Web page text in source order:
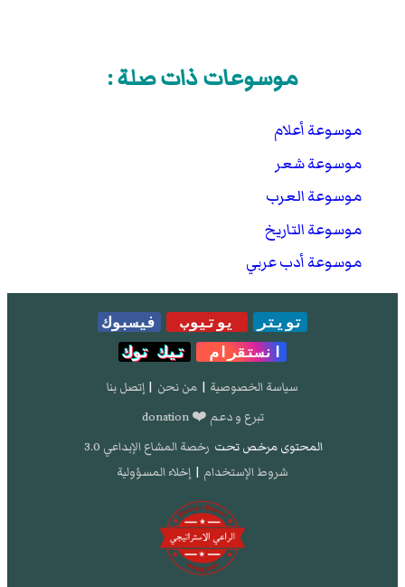
موسوعات ذات صلة :
موسوعة أعلام
موسوعة شعر
موسوعة العرب
موسوعة التاريخ
موسوعة أدب عربي
تويتر يوتيوب
فيسبوك
انستقرام
تيك توك
سياسة الخصوصية | من نحن | إتصل بنا
تبرع و دعم ❤️ donation
المحتوى مرخص تحت رخصة المشاع الإبداعي 3.0
شروط الإستخدام | إخلاء المسؤولية